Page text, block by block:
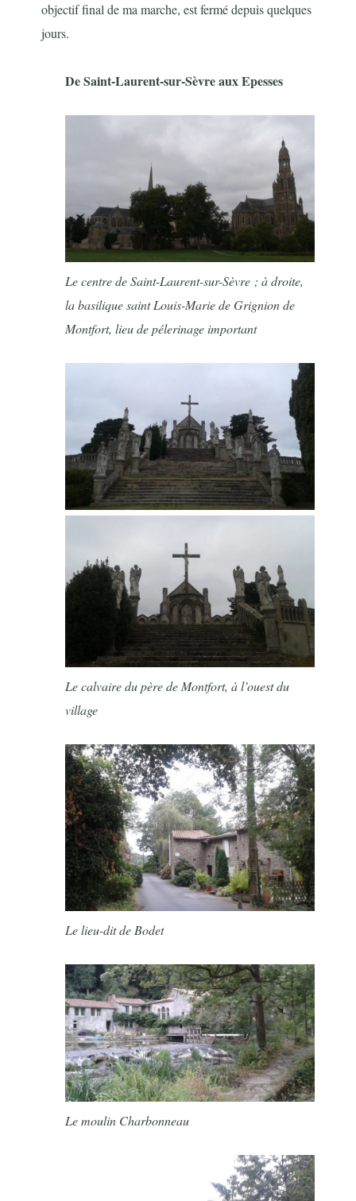
objectif final de ma marche, est fermé depuis quelques
jours.
De Saint-Laurent-sur-Sèvre aux Epesses
Le centre de Saint-Laurent-sur-Sèvre ; à droite,
la basilique saint Louis-Marie de Grignion de
Montfort, lieu de pélerinage important
Le calvaire du père de Montfort, à l’ouest du
village
Le lieu-dit de Bodet
Le moulin Charbonneau